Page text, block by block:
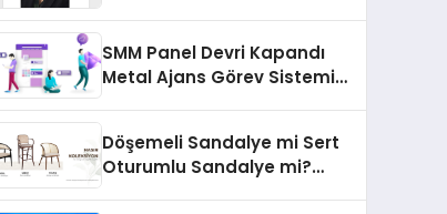
SMM Panel Devri Kapandı
Metal Ajans Görev Sistemi
Döşemeli Sandalye mi Sert
Oturumlu Sandalye mi?